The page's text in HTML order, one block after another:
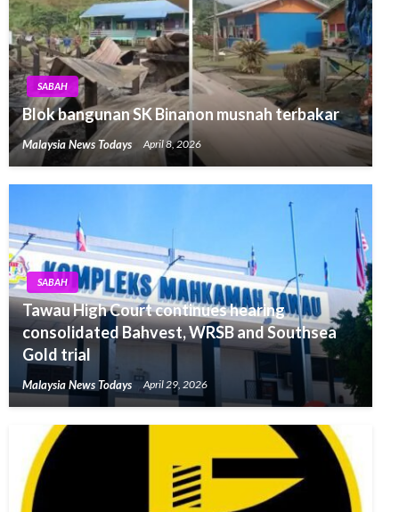
SABAH
Blok bangunan SK Binanon musnah terbakar
Malaysia News Todays April 8, 2026
SABAH
Tawau High Court continues hearing
consolidated Bahvest, WRSB and Southsea
Gold trial
Malaysia News Todays April 29, 2026